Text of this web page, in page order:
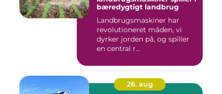
bæredygtigt landbrug
Landbrugsmaskiner har
revolutioneret måden, vi
dyrker jorden på, og spiller
en central r...
26. aug